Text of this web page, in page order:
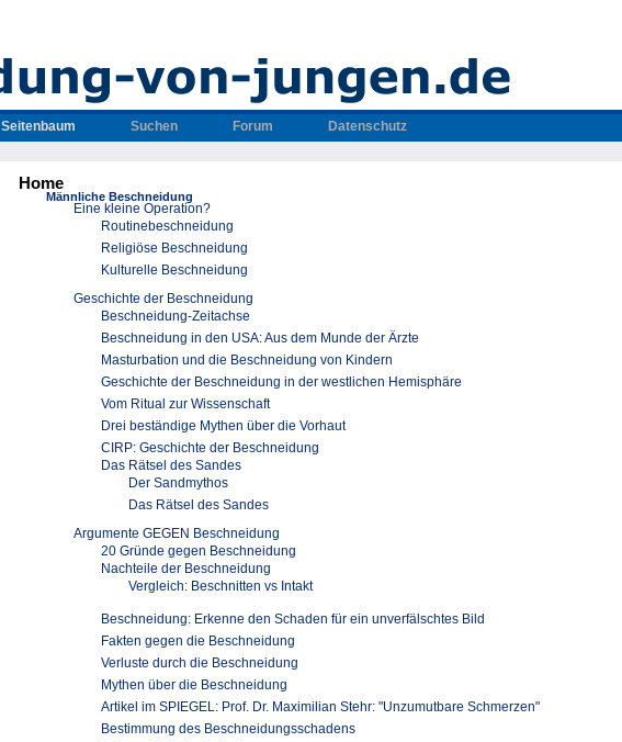
Seitenbaum Suchen Forum Datenschutz
Home
Männliche Beschneidung
Eine kleine Operation?
Routinebeschneidung
Religiöse Beschneidung
Kulturelle Beschneidung
Geschichte der Beschneidung
Beschneidung-Zeitachse
Beschneidung in den USA: Aus dem Munde der Ärzte
Masturbation und die Beschneidung von Kindern
Geschichte der Beschneidung in der westlichen Hemisphäre
Vom Ritual zur Wissenschaft
Drei beständige Mythen über die Vorhaut
CIRP: Geschichte der Beschneidung
Das Rätsel des Sandes
Der Sandmythos
Das Rätsel des Sandes
Argumente GEGEN Beschneidung
20 Gründe gegen Beschneidung
Nachteile der Beschneidung
Vergleich: Beschnitten vs Intakt
Beschneidung: Erkenne den Schaden für ein unverfälschtes Bild
Fakten gegen die Beschneidung
Verluste durch die Beschneidung
Mythen über die Beschneidung
Artikel im SPIEGEL: Prof. Dr. Maximilian Stehr: "Unzumutbare Schmerzen"
Bestimmung des Beschneidungsschadens